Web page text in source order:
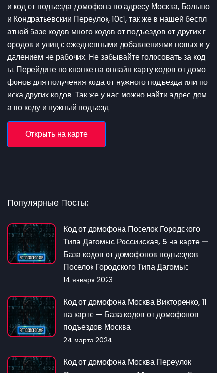
и код от подъезда домофона по адресу Москва, Большо
и Кондратьевскии Переулок, 10с1, так же в нашей беспл
атной базе кодов много кодов от подъездов от других г
ородов и улиц с ежедневными добавлениями новых и у
далением не рабочих. Не забывайте голосовать за код
ы. Перейдите по кнопке на онлайн карту кодов от домо
фонов для получения кода от нужного подъезда или по
иска других кодов. Так же у нас можно найти адрес дом
а по коду и нужный подъезд.
Открыть на карте
Популярные Посты:
Код от домофона Поселок Городского
Типа Дагомыс Россииская, 5 на карте —
База кодов от домофонов подъездов
Поселок Городского Типа Дагомыс
14 января 2023
Код от домофона Москва Викторенко, 11
на карте — База кодов от домофонов
подъездов Москва
24 марта 2024
Код от домофона Москва Переулок